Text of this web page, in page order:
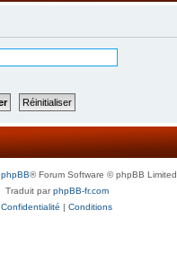
phpBB® Forum Software © phpBB Limited
Traduit parphpBB-fr.com
Confidentialité | Conditions